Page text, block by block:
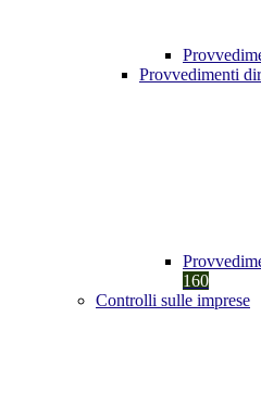
Provvedimenti
160
Controlli sulle imprese